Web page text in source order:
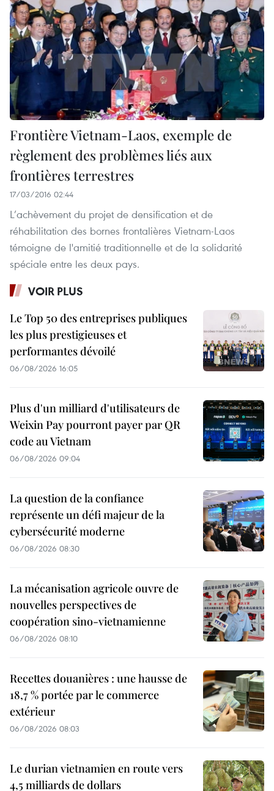
Frontière Vietnam-Laos, exemple de
règlement des problèmes liés aux
frontières terrestres
17/03/2016 02:44
L’achèvement du projet de densification et de
réhabilitation des bornes frontalières Vietnam-Laos
témoigne de l'amitié traditionnelle et de la solidarité
spéciale entre les deux pays.
VOIR PLUS
Le Top 50 des entreprises publiques
les plus prestigieuses et
performantes dévoilé
06/08/2026 16:05
Plus d'un milliard d'utilisateurs de
Weixin Pay pourront payer par QR
code au Vietnam
06/08/2026 09:04
La question de la confiance
représente un défi majeur de la
cybersécurité moderne
06/08/2026 08:30
La mécanisation agricole ouvre de
nouvelles perspectives de
coopération sino-vietnamienne
06/08/2026 08:10
Recettes douanières : une hausse de
18,7 % portée par le commerce
extérieur
06/08/2026 08:03
Le durian vietnamien en route vers
4,5 milliards de dollars